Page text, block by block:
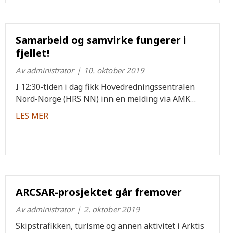
Samarbeid og samvirke fungerer i
fjellet!
Avadministrator | 10. oktober 2019
I 12:30-tiden i dag fikk Hovedredningssentralen
Nord-Norge (HRS NN) inn en melding via AMK…
LES MERabout Samarbeid og samvirke fungerer i
ARCSAR-prosjektet går fremover
Avadministrator | 2. oktober 2019
Skipstrafikken, turisme og annen aktivitet i Arktis